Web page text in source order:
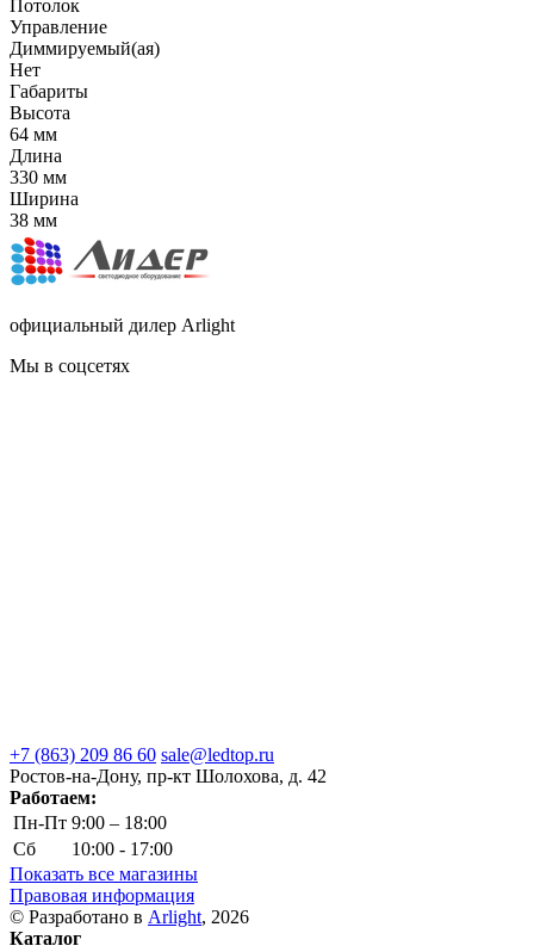
Потолок
Управление
Диммируемый(ая)
Нет
Габариты
Высота
64 мм
Длина
330 мм
Ширина
38 мм
официальный дилер Arlight
Мы в соцсетях
+7 (863) 209 86 60 sale@ledtop.ru
Ростов-на-Дону, пр-кт Шолохова, д. 42
Работаем:
Пн-Пт 9:00 – 18:00
Сб
10:00 - 17:00
Показать все магазины
Правовая информация
© Разработано в Arlight, 2026
Каталог